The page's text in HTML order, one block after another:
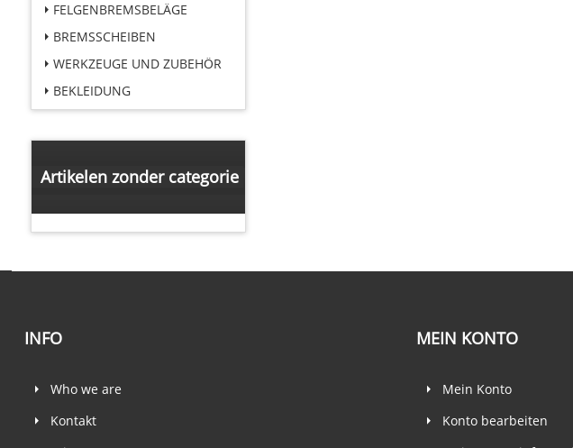
FELGENBREMSBELÄGE
BREMSSCHEIBEN
WERKZEUGE UND ZUBEHÖR
BEKLEIDUNG
Artikelen zonder categorie
INFO
Who we are
Kontakt
MEIN KONTO
Mein Konto
Konto bearbeiten